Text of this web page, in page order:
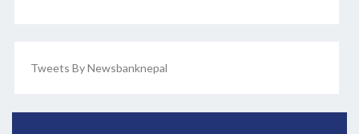
Tweets By Newsbanknepal